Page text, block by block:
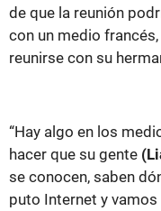
de que la reunión
con un medio francés,
reunirse con su
“Hay algo en los
hacer que su gente
se conocen, saben
puto Internet y vamos